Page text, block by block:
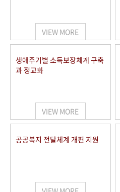
VIEW MORE
생애주기별 소득보장체계 구축
과 정교화
VIEW MORE
공공복지 전달체계 개편 지원